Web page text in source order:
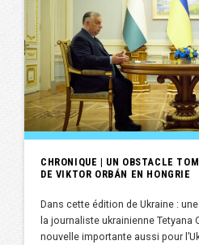
CHRONIQUE | UN OBSTACLE
DE VIKTOR ORBÁN EN HONGRIE
Dans cette édition de Ukraine :
la journaliste ukrainienne Tetyana
nouvelle importante aussi pour